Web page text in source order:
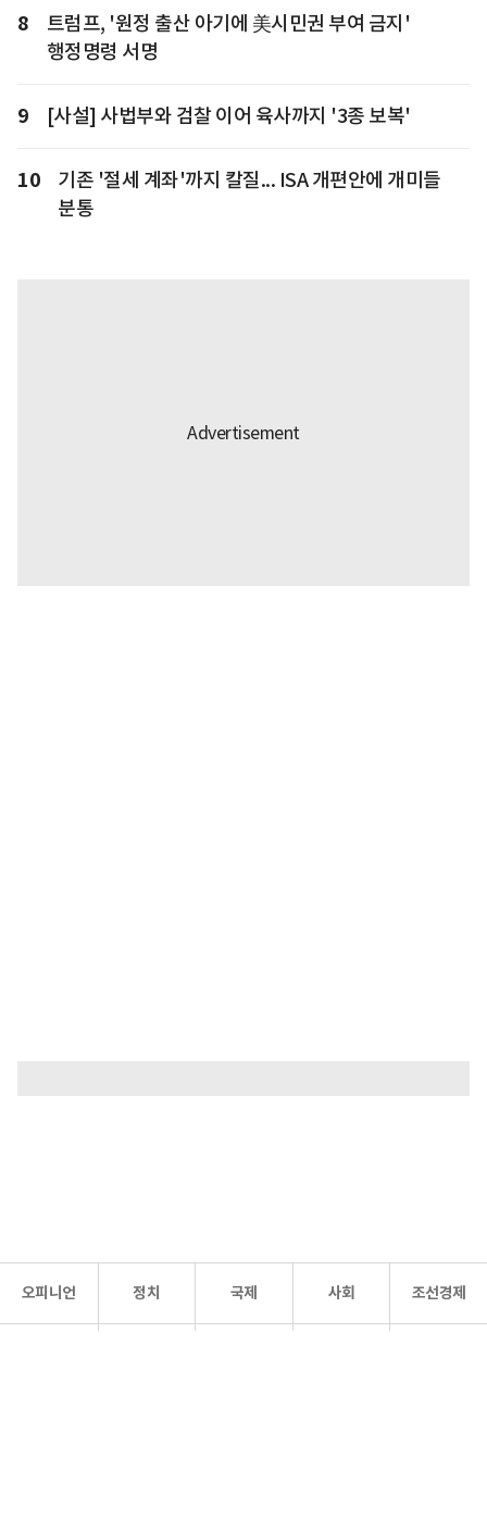
8
트럼프, '원정 출산 아기에 美시민권 부여 금지'
행정명령 서명
9 [사설] 사법부와 검찰 이어 육사까지 '3종 보복'
10
기존 '절세 계좌'까지 칼질... ISA 개편안에 개미들
분통
오피니언 정치 국제 사회 조선경제